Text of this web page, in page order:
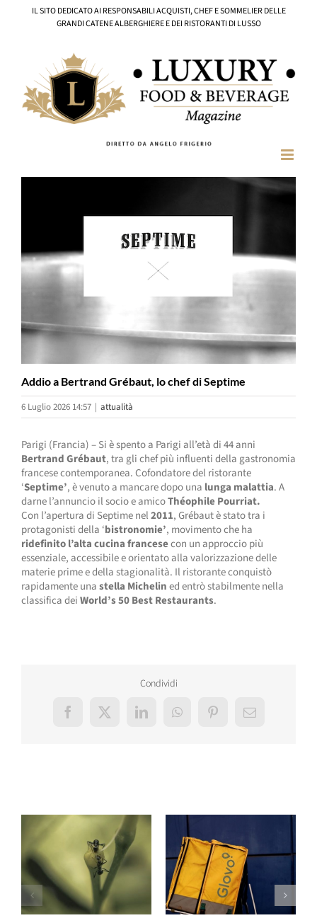
IL SITO DEDICATO AI RESPONSABILI ACQUISTI, CHEF E SOMMELIER DELLE
GRANDI CATENE ALBERGHIERE E DEI RISTORANTI DI LUSSO
Addio a Bertrand Grébaut, lo chef di Septime
6 Luglio 2026 14:57 | attualità
Parigi (Francia) – Si è spento a Parigi all’età di 44 anni
Bertrand Grébaut, tra gli chef più influenti della gastronomia
francese contemporanea. Cofondatore del ristorante
‘Septime’, è venuto a mancare dopo una lunga malattia. A
darne l’annuncio il socio e amicoThéophile Pourriat.
Con l’apertura di Septime nel2011, Grébaut è stato tra i
protagonisti della ‘bistronomie’, movimento che ha
ridefinito l’alta cucina francesecon un approccio più
essenziale, accessibile e orientato alla valorizzazione delle
materie prime e della stagionalità. Il ristorante conquistò
rapidamente unastella Michelined entrò stabilmente nella
classifica deiWorld’s 50 Best Restaurants.
Condividi
Facebook
X LinkedInWhatsAppPinterestEmail